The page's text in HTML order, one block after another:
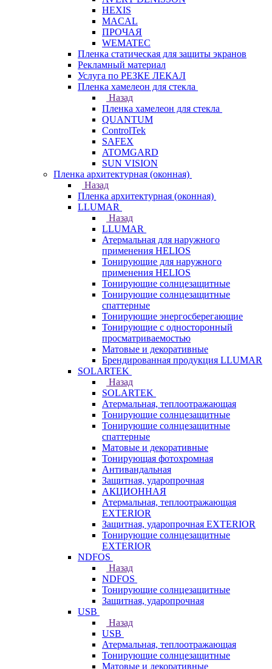
HEXIS
MACAL
ПРОЧАЯ
WEMATEC
Пленка статическая для защиты экранов
Рекламный материал
Услуга по РЕЗКЕ ЛЕКАЛ
Пленка хамелеон для стекла
Назад
Пленка хамелеон для стекла
QUANTUM
ControlTek
SAFEX
ATOMGARD
SUN VISION
Пленка архитектурная (оконная)
Назад
Пленка архитектурная (оконная)
LLUMAR
Назад
LLUMAR
Атермальная для наружного
применения HELIOS
Тонирующие для наружного
применения HELIOS
Тонирующие солнцезащитные
Тонирующие солнцезащитные
спаттерные
Тонирующие энергосберегающие
Тонирующие с односторонный
просматриваемостью
Матовые и декоративные
Брендированная продукция LLUMAR
SOLARTEK
Назад
SOLARTEK
Атермальная, теплоотражающая
Тонирующие солнцезащитные
Тонирующие солнцезащитные
спаттерные
Матовые и декоративные
Тонирующая фотохромная
Антивандальная
Защитная, ударопрочная
АКЦИОННАЯ
Атермальная, теплоотражающая
EXTERIOR
Защитная, ударопрочная EXTERIOR
Тонирующие солнцезащитные
EXTERIOR
NDFOS
Назад
NDFOS
Тонирующие солнцезащитные
Защитная, ударопрочная
USB
Назад
USB
Атермальная, теплоотражающая
Тонирующие солнцезащитные
Матовые и декоративные